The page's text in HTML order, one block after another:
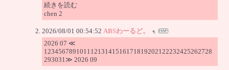
続きを読む
chen 2
2026/08/01 00:54:52 ABSわーるど。
2026 07 ≪
12345678910111213141516171819202122232425262728
293031≫ 2026 09